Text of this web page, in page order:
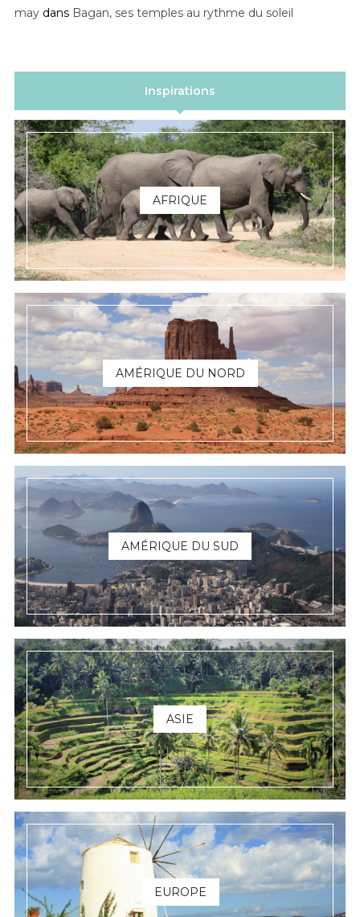
may dans Bagan, ses temples au rythme du soleil
Inspirations
AFRIQUE
AMÉRIQUE DU NORD
AMÉRIQUE DU SUD
ASIE
EUROPE